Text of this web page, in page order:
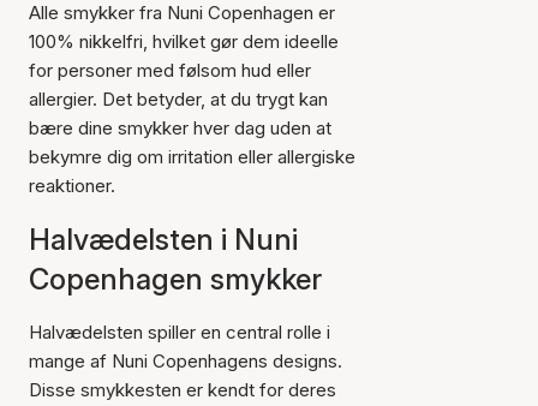
Alle smykker fra Nuni Copenhagen er
100% nikkelfri, hvilket gør dem ideelle
for personer med følsom hud eller
allergier. Det betyder, at du trygt kan
bære dine smykker hver dag uden at
bekymre dig om irritation eller allergiske
reaktioner.
Halvædelsten i Nuni
Copenhagen smykker
Halvædelsten spiller en central rolle i
mange af Nuni Copenhagens designs.
Disse smykkesten er kendt for deres